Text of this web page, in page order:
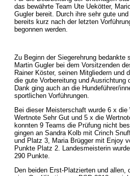
das bewährte Team Ute Uekötter,
Gugler bereit. Durch ihre sehr gute
bereits kurz nach der letzten
begonnen werden.
Zu Beginn der Siegerehrung bedankte
Martin Gugler bei dem Vorsitzenden
Rainer Köster, seinen Mitgliedern und
die gute Vorbereitung und Ausrichtung
Dank ging auch an die Hundeführer/
sportlichen Vorführungen.
Bei dieser Meisterschaft wurde 6 x
Wertnote Sehr Gut und 5 x die
konnten 9 Teams die Prüfung nicht
gingen an Sandra Kolb mit Crinch
und Platz 3, Maria Brügger mit Enjoy
Punkte Platz 2. Landesmeisterin
290 Punkte.
Den beiden Erst-Platzierten und allen,